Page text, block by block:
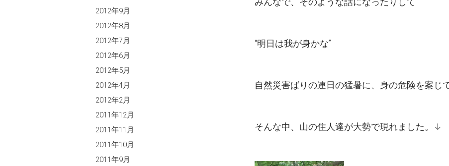
みんなで、そのような話になったりして
“明日は我が身かな”
自然災害ばりの連日の猛暑に、身の危険を案じ
そんな中、山の住人達が大勢で現れました。↓
2012年9月
2012年8月
2012年7月
2012年6月
2012年5月
2012年4月
2012年2月
2011年12月
2011年11月
2011年10月
2011年9月